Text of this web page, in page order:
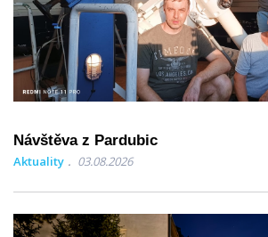
Návštěva z Pardubic
Aktuality 03.08.2026